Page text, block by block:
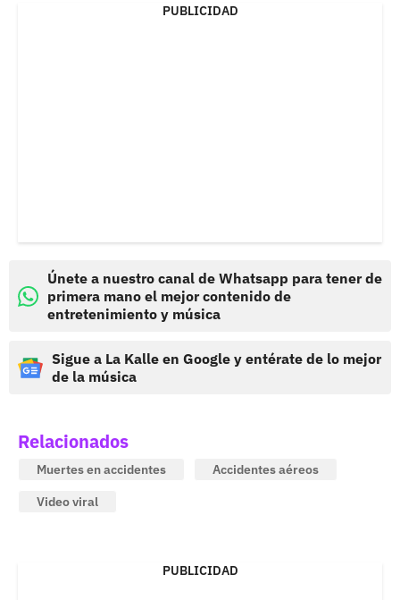
PUBLICIDAD
Únete a nuestro canal de Whatsapp para tener de
primera mano el mejor contenido de
entretenimiento y música
Sigue a La Kalle en Google y entérate de lo mejor
de la música
Relacionados
Muertes en accidentes
Accidentes aéreos
Video viral
PUBLICIDAD